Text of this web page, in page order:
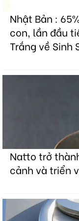
Nhật Bản :
con, lần đầu
Trắng về Sinh
Natto trở
cảnh và triển